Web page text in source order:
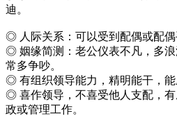
迪。
◎ 人际关系：可以受到配偶或配偶
◎ 姻缘简测：老公仪表不凡，多
常多争吵。
◎ 有组织领导能力，精明能干，能
◎ 喜作领导，不喜受他人支配，
政或管理工作。